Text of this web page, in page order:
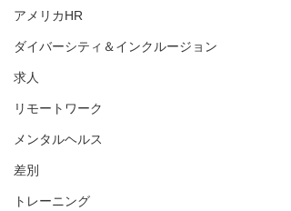
アメリカHR
ダイバーシティ＆インクルージョン
求人
リモートワーク
メンタルヘルス
差別
トレーニング